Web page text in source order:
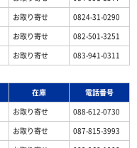
お取り寄せ
0824-31-0290
お取り寄せ
082-501-3251
お取り寄せ 083-941-0311
在庫
電話番号
お取り寄せ
088-612-0730
お取り寄せ
087-815-3993